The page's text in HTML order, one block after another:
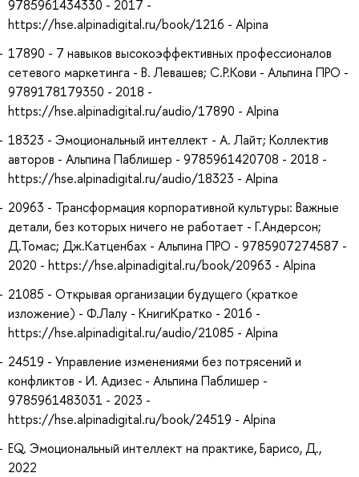
9785961434330 - 2017 -
https://hse.alpinadigital.ru/book/1216 - Alpina
17890 - 7 навыков высокоэффективных профессионалов
сетевого маркетинга - В. Левашев; С.Р.Кови - Альпина ПРО -
9789178179350 - 2018 -
https://hse.alpinadigital.ru/audio/17890 - Alpina
18323 - Эмоциональный интеллект - А. Лайт; Коллектив
авторов - Альпина Паблишер - 9785961420708 - 2018 -
https://hse.alpinadigital.ru/audio/18323 - Alpina
20963 - Трансформация корпоративной культуры: Важные
детали, без которых ничего не работает - Г.Андерсон;
Д.Томас; Дж.Катценбах - Альпина ПРО - 9785907274587 -
2020 - https://hse.alpinadigital.ru/book/20963 - Alpina
21085 - Открывая организации будущего (краткое
изложение) - Ф.Лалу - КнигиКратко - 2016 -
https://hse.alpinadigital.ru/audio/21085 - Alpina
24519 - Управление изменениями без потрясений и
конфликтов - И. Адизес - Альпина Паблишер -
9785961483031 - 2023 -
https://hse.alpinadigital.ru/book/24519 - Alpina
EQ. Эмоциональный интеллект на практике, Барисо, Д.,
2022